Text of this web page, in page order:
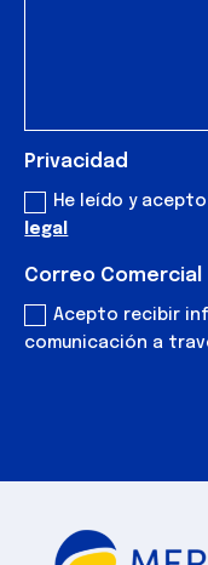
Privacidad
He leído y
legal
Correo Comercial
Acepto recibir
comunicación a